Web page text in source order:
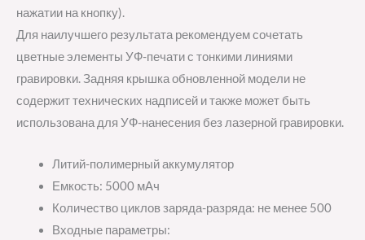
нажатии на кнопку).
Для наилучшего результата рекомендуем сочетать
цветные элементы УФ-печати с тонкими линиями
гравировки. Задняя крышка обновленной модели не
содержит технических надписей и также может быть
использована для УФ-нанесения без лазерной гравировки.
Литий-полимерный аккумулятор
Емкость: 5000 мАч
Количество циклов заряда-разряда: не менее 500
Входные параметры: